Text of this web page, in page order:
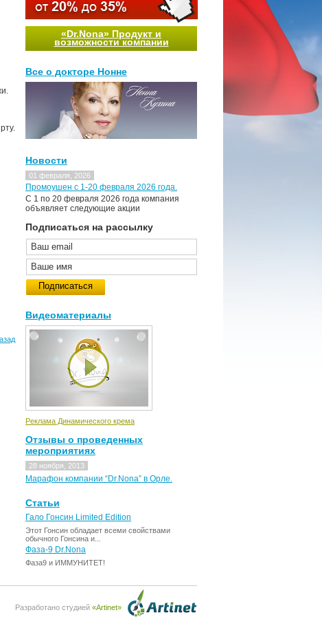
«Dr.Nona» Продукт и
возможности компании
Все о докторе Нонне
Новости
01 февраля, 2026
Промоушен с 1-20 февраля 2026 года.
C 1 по 20 февраля 2026 года компания
объявляет следующие акции
Подписаться на рассылку
Видеоматериалы
Реклама Динамического крема
Отзывы о проведенных
мероприятиях
28 ноября, 2013
Марафон компании “Dr.Nona” в Орле.
Статьи
Гало Гонсин Limited Edition
Этот Гонсин обладает всеми свойствами
обычного Гонсина и...
Фаза-9 Dr.Nona
Фаза9 и ИММУНИТЕТ!
Разработано студией «Artinet»